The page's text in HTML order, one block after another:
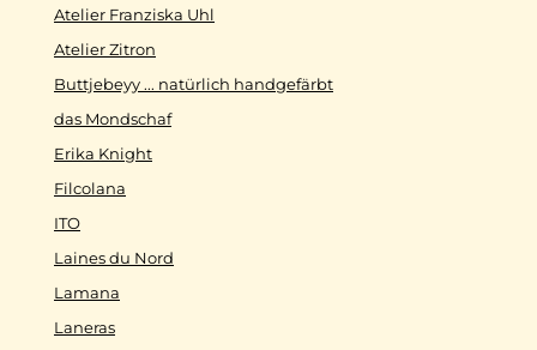
Atelier Franziska Uhl
Atelier Zitron
Buttjebeyy ... natürlich handgefärbt
das Mondschaf
Erika Knight
Filcolana
ITO
Laines du Nord
Lamana
Laneras